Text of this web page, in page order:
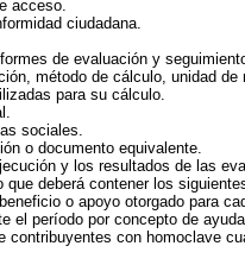
acceso.
ciudadana.
de evaluación y
método de cálculo, unidad
para su cálculo.
sociales.
o documento equivalente.
y los resultados de las
que deberá contener los
o apoyo otorgado para
el período por concepto de
contribuyentes con homoclave